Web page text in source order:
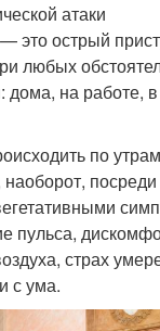
атаки
это острый
любых
на работе,
по
пульса,
страх
с ума.